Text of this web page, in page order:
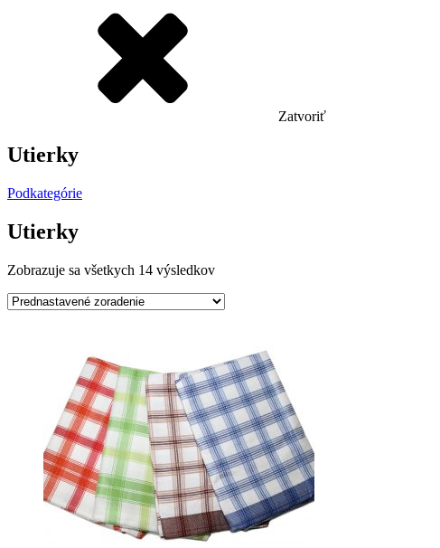
Zatvoriť
Utierky
Podkategórie
Utierky
Zobrazuje sa všetkych 14 výsledkov